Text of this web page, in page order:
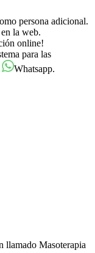
persona adicional.
la web.
online!
para las
Whatsapp.
llamado Masoterapia